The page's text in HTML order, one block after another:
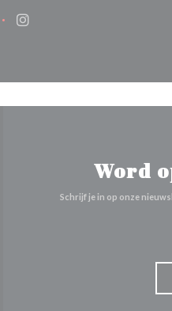
((opent in een
Instagram ((opent in
Word
Schrijf je in op onze